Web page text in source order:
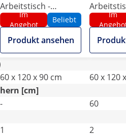
Arbeitstisch -
PREMIUM - 120 x 60
cm - 210 kg -
klappbar - Royal
Im
Angebot
Beliebt
Produkt ansehen
120 x
Catering
Im
60 x 120 x 90 cm
60 x 120
[cm]
-
60
1
2